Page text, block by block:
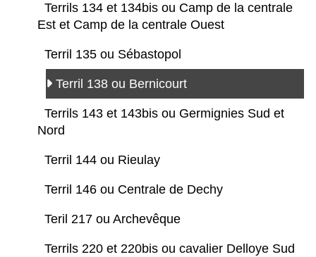
Terrils 134 et 134bis ou Camp de la centrale
Est et Camp de la centrale Ouest
Terril 135 ou Sébastopol
Terril 138 ou Bernicourt
Terrils 143 et 143bis ou Germignies Sud et
Nord
Terril 144 ou Rieulay
Terril 146 ou Centrale de Dechy
Teril 217 ou Archevêque
Terrils 220 et 220bis ou cavalier Delloye Sud